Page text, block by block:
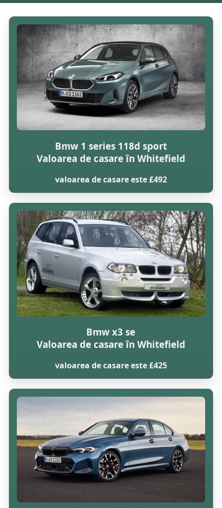
Bmw 1 series 118d sport
Valoarea de casare în Whitefield
valoarea de casare este £492
Bmw x3 se
Valoarea de casare în Whitefield
valoarea de casare este £425